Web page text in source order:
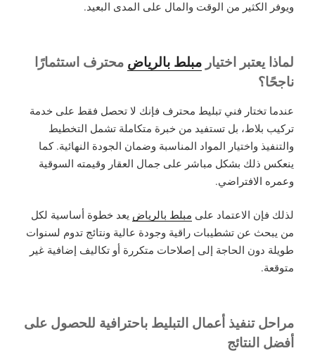
ويوفر الكثير من الوقت والمال على المدى البعيد.
لماذا يعتبر اختيار مبلط بالرياض محترف استثمارًا
ناجحًا؟
عندما تختار فني تبليط محترف فإنك لا تحصل فقط على خدمة
تركيب بلاط، بل تستفيد من خبرة متكاملة تشمل التخطيط
والتنفيذ واختيار المواد المناسبة وضمان الجودة النهائية. كما
ينعكس ذلك بشكل مباشر على جمال العقار وقيمته السوقية
وعمره الافتراضي.
لذلك فإن الاعتماد على مبلط بالرياض يعد خطوة أساسية لكل
من يبحث عن تشطيبات راقية وجودة عالية ونتائج تدوم لسنوات
طويلة دون الحاجة إلى إصلاحات متكررة أو تكاليف إضافية غير
متوقعة.
مراحل تنفيذ أعمال التبليط باحترافية للحصول على
أفضل النتائج